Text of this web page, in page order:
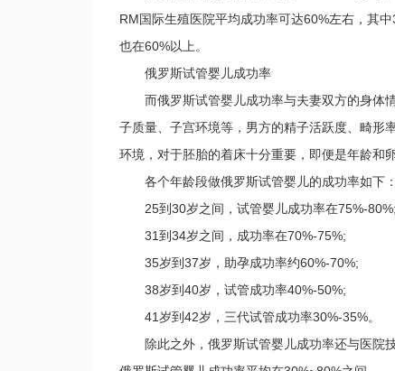
RM国际生殖医院平均成功率可达60%左右，其
也在60%以上。
俄罗斯试管婴儿成功率
而俄罗斯试管婴儿成功率与夫妻双方的身体情
子质量、子宫环境等，男方的精子活跃度、畸形
环境，对于胚胎的着床十分重要，即便是年龄和
各个年龄段做俄罗斯试管婴儿的成功率如下：
25到30岁之间，试管婴儿成功率在75%-80%;
31到34岁之间，成功率在70%-75%;
35岁到37岁，助孕成功率约60%-70%;
38岁到40岁，试管成功率40%-50%;
41岁到42岁，三代试管成功率30%-35%。
除此之外，俄罗斯试管婴儿成功率还与医院技